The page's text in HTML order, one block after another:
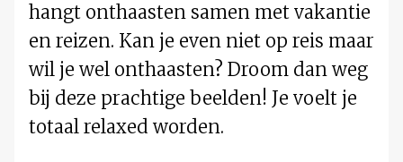
hangt onthaasten samen met vakantie
en reizen. Kan je even niet op reis maar
wil je wel onthaasten? Droom dan weg
bij deze prachtige beelden! Je voelt je
totaal relaxed worden.